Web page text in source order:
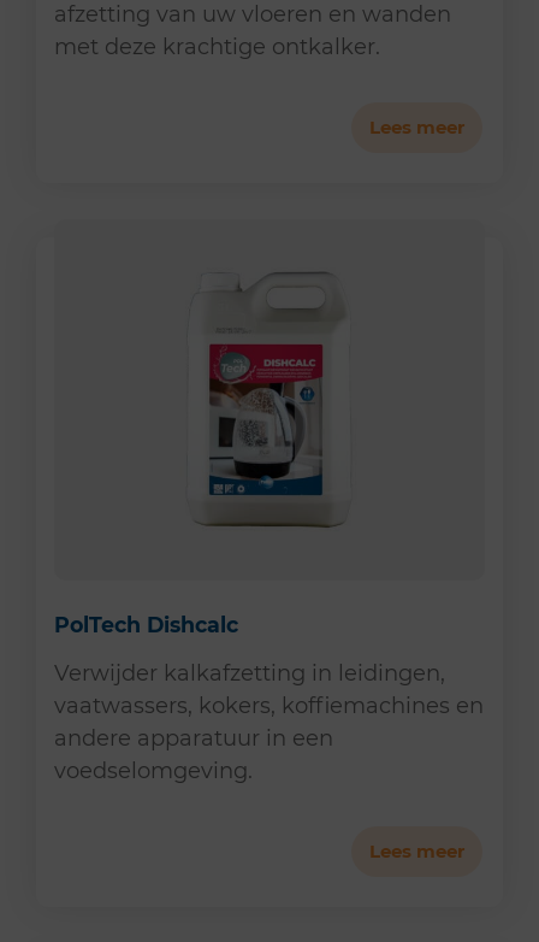
afzetting van uw vloeren en wanden
met deze krachtige ontkalker.
Lees meer
PolTech Dishcalc
Verwijder kalkafzetting in leidingen,
vaatwassers, kokers, koffiemachines en
andere apparatuur in een
voedselomgeving.
Lees meer